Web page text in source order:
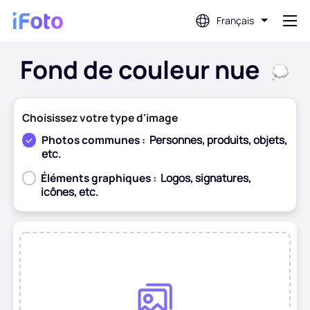
Français
Connex
AI Photo Editor
Suppression d'arrière-plan
Amélioration de la photo
Créateur de photos de profil
Fond de couleur nue
Choisissez votre type d'image
Photos communes : Personnes, produits, objets,
etc.
Éléments graphiques : Logos, signatures,
icônes, etc.
Avant Après